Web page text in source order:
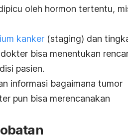
oleh hormon tertentu,
kanker (staging) dan
dokter bisa menentukan
pasien.
informasi bagaimana tumor
pun bisa merencanakan